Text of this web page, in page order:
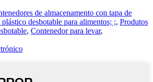
de almacenamento con tapa de
desbotable para alimentos; ;, Produtos
, Contenedor para levar,